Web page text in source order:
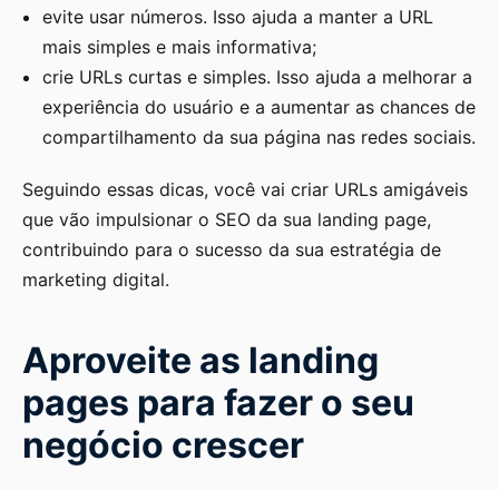
evite usar números. Isso ajuda a manter a URL
mais simples e mais informativa;
crie URLs curtas e simples. Isso ajuda a melhorar a
experiência do usuário e a aumentar as chances de
compartilhamento da sua página nas redes sociais.
Seguindo essas dicas, você vai criar URLs amigáveis
que vão impulsionar o SEO da sua landing page,
contribuindo para o sucesso da sua estratégia de
marketing digital.
Aproveite as landing
pages para fazer o seu
negócio crescer